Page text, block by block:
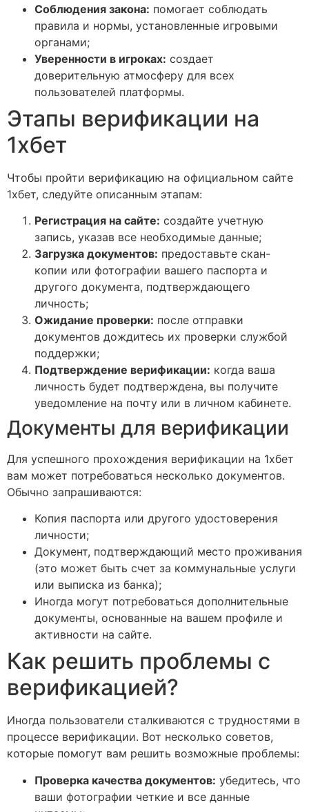
Соблюдения закона: помогает соблюдать
правила и нормы, установленные игровыми
органами;
Уверенности в игроках: создает
доверительную атмосферу для всех
пользователей платформы.
Этапы верификации на
1хбет
Чтобы пройти верификацию на официальном сайте
1хбет, следуйте описанным этапам:
Регистрация на сайте: создайте учетную
запись, указав все необходимые данные;
Загрузка документов: предоставьте скан-
копии или фотографии вашего паспорта и
другого документа, подтверждающего
личность;
Ожидание проверки: после отправки
документов дождитесь их проверки службой
поддержки;
Подтверждение верификации: когда ваша
личность будет подтверждена, вы получите
уведомление на почту или в личном кабинете.
Документы для верификации
Для успешного прохождения верификации на 1хбет
вам может потребоваться несколько документов.
Обычно запрашиваются:
Копия паспорта или другого удостоверения
личности;
Документ, подтверждающий место проживания
(это может быть счет за коммунальные услуги
или выписка из банка);
Иногда могут потребоваться дополнительные
документы, основанные на вашем профиле и
активности на сайте.
Как решить проблемы с
верификацией?
Иногда пользователи сталкиваются с трудностями в
процессе верификации. Вот несколько советов,
которые помогут вам решить возможные проблемы:
Проверка качества документов: убедитесь, что
ваши фотографии четкие и все данные